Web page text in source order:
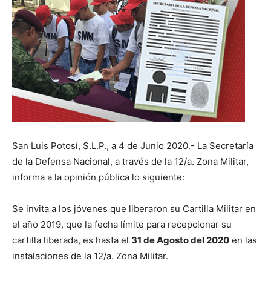
San Luis Potosí, S.L.P., a 4 de Junio 2020.- La Secretaría
de la Defensa Nacional, a través de la 12/a. Zona Militar,
informa a la opinión pública lo siguiente:
Se invita a los jóvenes que liberaron su Cartilla Militar en
el año 2019, que la fecha límite para recepcionar su
cartilla liberada, es hasta el 31 de Agosto del 2020 en las
instalaciones de la 12/a. Zona Militar.